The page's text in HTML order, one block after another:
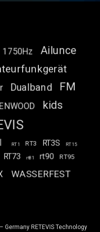
1750Hz
Ailunce
Dualband FM
kids
RT1 RT3 RT3S RT15
RT73 rt81 rt90 RT95
WASSERFEST
Germany RETEVIS Technology